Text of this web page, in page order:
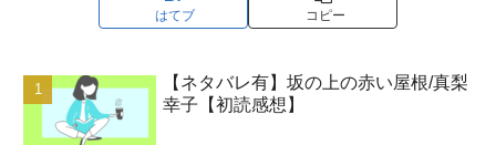
はてブ コピー
【ネタバレ有】坂の上の赤い屋根/真梨
幸子【初読感想】